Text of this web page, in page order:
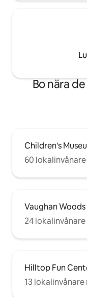
Bo nära
Children's
60
Vaughan
24
Hilltop Fun
13